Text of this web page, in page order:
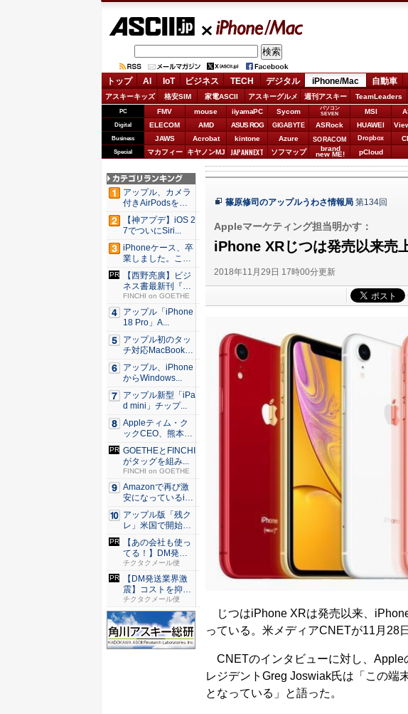
iPhone/Mac
トップ AI IoT ビジネス TECH デジタル iPhone/Mac 自動車
アスキーキッズ 格安SIM 家電ASCII アスキーグルメ 週刊アスキー TeamLeaders
PC FMV mouse iiyamaPC Sycom
パソコン
SEVEN
MSI
Digital ELECOM AMD ASUS ROG GIGABYTE ASRock HUAWEI
Business JAWS Acrobat kintone Azure SORACOM Dropbox
Special マカフィー キヤノンMJ JAPANNEXT ソフマップ brand
new ME! pCloud
篠原修司のアップルうわさ情報局 第134回
Appleマーケティング担当明かす：
iPhone XRじつは発売以来売
2018年11月29日 17時00分更新
じつはiPhone XRは発売以来、
っている。米メディアCNETが11月28
CNETのインタビューに対し、Apple
レジデントGreg Joswiak氏は「この端
となっている」と語った。
アップル、カメラ
付きAirPodsを年
内...
【神アプデ】iOS 2
7でついにSiri...
iPhoneケース、卒
業しました。これ
か...
【西野亮廣】ビジ
ネス書最新刊『北
極星 僕...
FINCHI on GOETHE
アップル「iPhone
18 Pro」A...
アップル初のタッ
チ対応MacBook、
早...
アップル、iPhone
からWindows...
アップル新型「iPa
d mini」チップ...
Appleティム・ク
ックCEO、熊本に
支...
GOETHEとFINCHI
がタッグを組み...
FINCHI on GOETHE
Amazonで再び激
安になっているiP
h...
アップル版「残ク
レ」米国で開始 i
Pho...
【あの会社も使っ
てる！】DM発送
なら絶対...
チクタクメール便
【DM発送業界激
震】コストを抑え
た配達な...
チクタクメール便